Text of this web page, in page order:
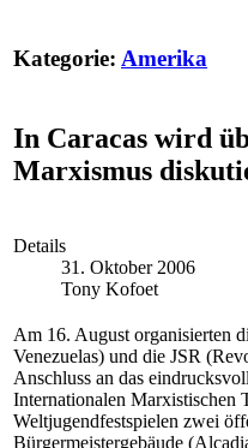
Kategorie: Amerika
In Caracas wird
Marxismus
Details
31. Oktober 2006
Tony Kofoet
Am 16. August organisierten
Venezuelas) und die JSR
Anschluss an das
Internationalen Marxistischen
Weltjugendfestspielen zwei
Bürgermeistergebäude